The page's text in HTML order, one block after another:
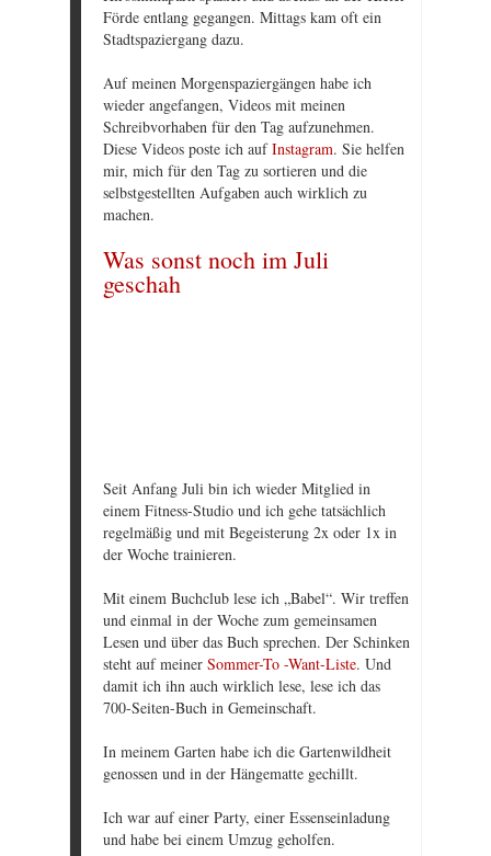
Förde entlang gegangen. Mittags kam oft ein
Stadtspaziergang dazu.
Auf meinen Morgenspaziergängen habe ich
wieder angefangen, Videos mit meinen
Schreibvorhaben für den Tag aufzunehmen.
Diese Videos poste ich aufInstagram. Sie helfen
mir, mich für den Tag zu sortieren und die
selbstgestellten Aufgaben auch wirklich zu
machen.
Was sonst noch im Juli
geschah
Seit Anfang Juli bin ich wieder Mitglied in
einem Fitness-Studio und ich gehe tatsächlich
regelmäßig und mit Begeisterung 2x oder 1x in
der Woche trainieren.
Mit einem Buchclub lese ich „Babel“. Wir treffen
und einmal in der Woche zum gemeinsamen
Lesen und über das Buch sprechen. Der Schinken
steht auf meiner Sommer-To -Want-Liste. Und
damit ich ihn auch wirklich lese, lese ich das
700-Seiten-Buch in Gemeinschaft.
In meinem Garten habe ich die Gartenwildheit
genossen und in der Hängematte gechillt.
Ich war auf einer Party, einer Essenseinladung
und habe bei einem Umzug geholfen.